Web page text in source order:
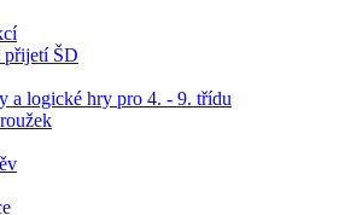
přijetí ŠD
a logické hry pro 4. - 9. třídu